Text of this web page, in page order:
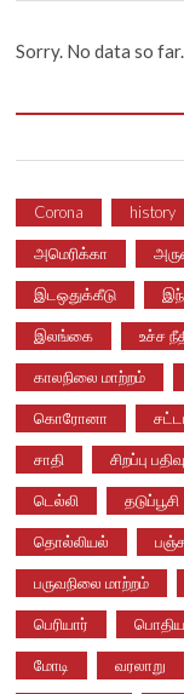
Sorry. No data so far.
Corona history
அமெரிக்கா
இடஒதுக்கீடு
இலங்கை உச்ச
காலநிலை மாற்றம்
கொரோனா
சாதி சிறப்பு பதிவு
டெல்லி தடுப்பூசி
தொல்லியல்
பருவநிலை மாற்றம்
பெரியார்
மோடி வரலாறு